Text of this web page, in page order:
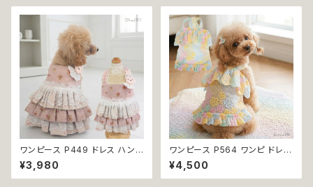
服 小型 おしゃれ かわいい 返品
交換不可
の洋服 洋服 小型犬 中型犬 女
の子 スカート 花 蜂 ストーン ビ
ジュー アップリケ かわいい 可
愛い おしゃれ 送料無料 返品交
換不可
ワンピース P449 ドレス ハンド
メイド コットン うさぎ ラビット
花 小花 ピンク ドックウェア 犬
用 服 犬服 猫服 犬の服 猫の服
¥3,980
ワンピース P564 ワンピ ドレス
ハンドメイド 花 透け感 スカート
トップス 裏地付き パピー 小型
犬 犬 猫 ペット 服 犬服 猫服 犬
¥4,500